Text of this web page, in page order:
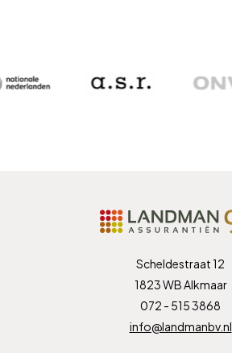
Scheldestraat 12
1823 WB Alkmaar
072 - 515 3868
info@landmanbv.nl